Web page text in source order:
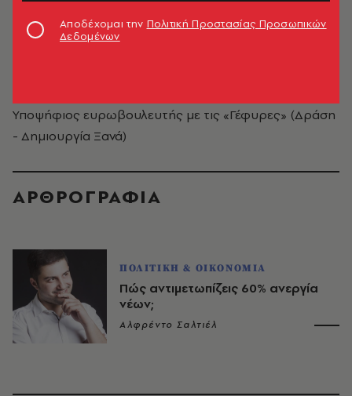
Υποψήφιος ευρωβουλευτής με τις «Γέφυρες» (Δράση
- Δημιουργία Ξανά)
ΑΡΘΡΟΓΡΑΦΙΑ
ΠΟΛΙΤΙΚΗ & ΟΙΚΟΝΟΜΙΑ
Πώς αντιμετωπίζεις 60% ανεργία
νέων;
Αλφρέντο Σαλτιέλ
Αποδέχομαι την Πολιτική Προστασίας Προσωπικών
Δεδομένων